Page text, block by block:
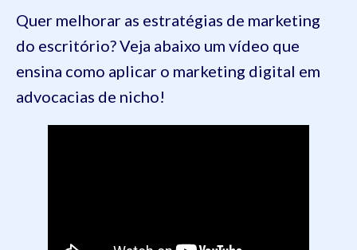
Quer melhorar as estratégias de marketing
do escritório? Veja abaixo um vídeo que
ensina como aplicar o marketing digital em
advocacias de nicho!